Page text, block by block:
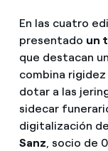
En las cuatro
presentado un
que destacan
combina
dotar a las
sidecar
digitalización
Sanz, socio de